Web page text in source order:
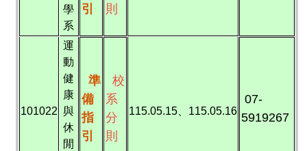
學
系
引
則
101022
運
動
健
康
與
休
閒
準
備
指
引
校
系
分
則
115.05.15、115.05.16
07-
5919267